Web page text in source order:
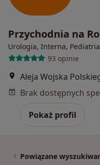
Przychodnia na
Urologia, Interna, Pediatria
93 opinie
Aleja Wojska
Pokaż profil
Powiązane